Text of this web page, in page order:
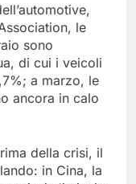
le
sono
di cui i veicoli
a marzo, le
ancora in calo
della crisi, il
in Cina, la